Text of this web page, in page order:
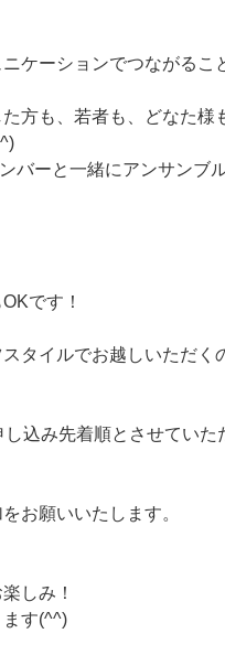
ニケーシ ョ ンでつながる こ
た方も 若者も どなた様
^)
ンバーと一緒にアンサンブ
OKです ！
ス タイ ルでお越 しいただ く
し込み先着順と させていた
をお願いいた し ま す。
楽 しみ ！
ま す(^^)